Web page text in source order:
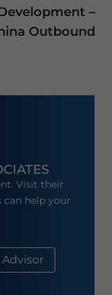
–
Outbound
Visit their
can help your